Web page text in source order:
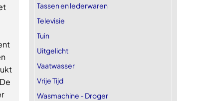
Tassen en lederwaren
Televisie
Tuin
Uitgelicht
Vaatwasser
Vrije Tijd
Wasmachine - Droger